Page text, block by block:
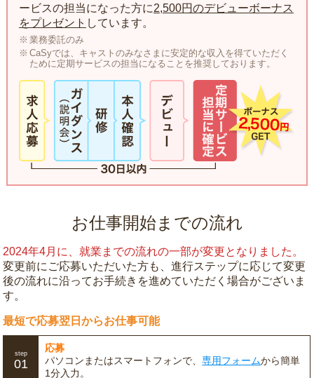
ービスの担当になった方に2,500円のデビューボーナス
をプレゼント しています。
業務委託のみ
CaSyでは、キャストのみなさまに安定的な収入を得ていただく
ために定期サービスの担当になることを推奨しております。
お仕事開始までの流れ
2024年4月に、就業までの流れの一部が変更となりました。
変更前にご応募いただいた方も、進行ステップに応じて変更
後の流れに沿ってお手続きを進めていただく場合がございま
す。
最短で応募翌日からお仕事可能
step
01
応募
パソコンまたはスマートフォンで、専用フォームから簡単
1分入力。